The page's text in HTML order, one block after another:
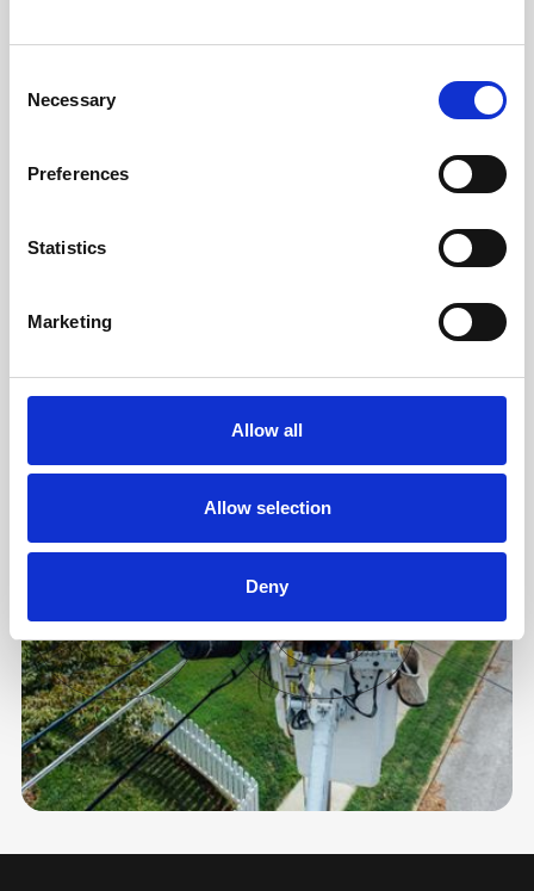
Selection
Necessary
Preferences
Statistics
Marketing
Allow all
Allow selection
Deny
Fent un seguiment de l'experiència digital, els equips
que utilitzen FlexxClient milloren la productivitat dels
enquestes als usuaris. Assegura't que els teus equips
estiguin feliços, productius i oferint els millors resultats
possibles per a la teva organització i els teus clients.
Related Solution